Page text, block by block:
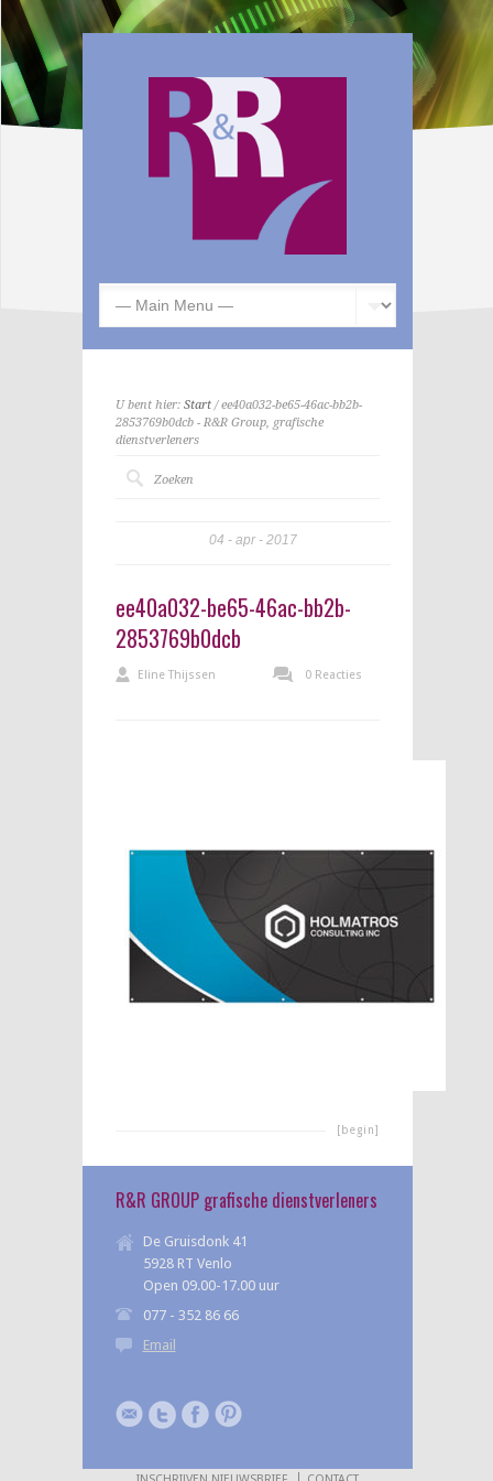
U bent hier: Start/ ee40a032-be65-46ac-bb2b-
2853769b0dcb - R&R Group, grafische
dienstverleners
04 apr 2017
ee40a032-be65-46ac-bb2b-
2853769b0dcb
Eline Thijssen 0 Reacties
[begin]
R&R GROUP grafische dienstverleners
De Gruisdonk 41
5928 RT Venlo
Open 09.00-17.00 uur
077 - 352 86 66
Email